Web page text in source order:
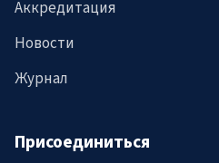
Аккредитация
Новости
Журнал
Присоединиться